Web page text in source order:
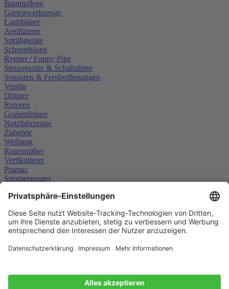
Baumpflege
Gartenwerkzeuge
Laubbläser
Aerifizierer
Sprühgeräte
Schneefräsen
Regner / Funny Pipe
Steuergeräte & Schaltuhren
Sensoren & Fernbedienungen
Ventile
Dünger
Rotoren
Grabenfräsen
Nutzfahrzeuge
Zubehör
Weibang
Rasenmäher
Vertikutierer
Pramac
Stromerzeuger
Weitere Informationen
Kunden-Login
Impressum
Datenschutz